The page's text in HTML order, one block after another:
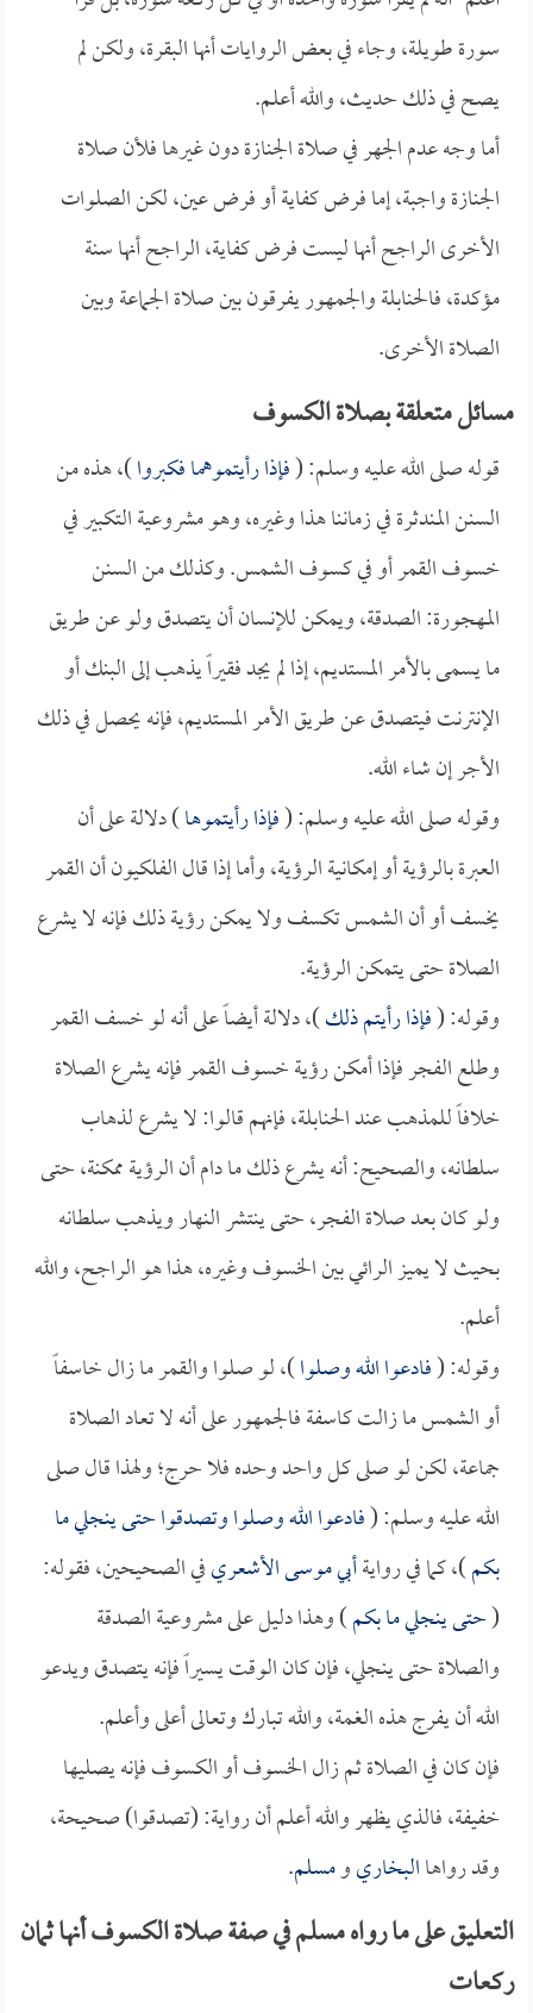
سورة طويلة، وجاء في بعض الروايات أنها البقرة، ولكن لم
يصح في ذلك حديث، والله أعلم.
أما وجه عدم الجهر في صلاة الجنازة دون غيرها فلأن صلاة
الجنازة واجبة، إما فرض كفاية أو فرض عين، لكن الصلوات
الأخرى الراجح أنها ليست فرض كفاية، الراجح أنها سنة
مؤكدة، فالحنابلة والجمهور يفرقون بين صلاة الجماعة وبين
الصلاة الأخرى.
مسائل متعلقة بصلاة الكسوف
قوله صلى الله عليه وسلم: (فإذا رأيتموهما فكبروا)، هذه من
السنن المندثرة في زماننا هذا وغيره، وهو مشروعية التكبير في
خسوف القمر أو في كسوف الشمس. وكذلك من السنن
المهجورة: الصدقة، ويمكن للإنسان أن يتصدق ولو عن طريق
ما يسمى بالأمر المستديم، إذا لم يجد فقيراً يذهب إلى البنك أو
الإنترنت فيتصدق عن طريق الأمر المستديم، فإنه يحصل في ذلك
الأجر إن شاء الله.
وقوله صلى الله عليه وسلم: (فإذا رأيتموها) دلالة على أن
العبرة بالرؤية أو إمكانية الرؤية، وأما إذا قال الفلكيون أن القمر
يخسف أو أن الشمس تكسف ولا يمكن رؤية ذلك فإنه لا يشرع
الصلاة حتى يتمكن الرؤية.
وقوله: (فإذا رأيتم ذلك)، دلالة أيضاً على أنه لو خسف القمر
وطلع الفجر فإذا أمكن رؤية خسوف القمر فإنه يشرع الصلاة
خلافاً للمذهب عند الحنابلة، فإنهم قالوا: لا يشرع لذهاب
سلطانه، والصحيح: أنه يشرع ذلك ما دام أن الرؤية ممكنة، حتى
ولو كان بعد صلاة الفجر، حتى ينتشر النهار ويذهب سلطانه
بحيث لا يميز الرائي بين الخسوف وغيره، هذا هو الراجح، والله
أعلم.
وقوله: (فادعوا الله وصلوا)، لو صلوا والقمر ما زال خاسفاً
أو الشمس ما زالت كاسفة فالجمهور على أنه لا تعاد الصلاة
جماعة، لكن لو صلى كل واحد وحده فلا حرج؛ ولهذا قال صلى
الله عليه وسلم: (فادعوا الله وصلوا وتصدقوا حتى ينجلي ما
بكم)، كما في روايةأبي موسى الأشعريفي الصحيحين، فقوله:
(حتى ينجلي ما بكم) وهذا دليل على مشروعية الصدقة
والصلاة حتى ينجلي، فإن كان الوقت يسيراً فإنه يتصدق ويدعو
الله أن يفرج هذه الغمة، والله تبارك وتعالى أعلى وأعلم.
فإن كان في الصلاة ثم زال الخسوف أو الكسوف فإنه يصليها
خفيفة، فالذي يظهر والله أعلم أن رواية: (تصدقوا) صحيحة،
وقد رواهاالبخاريومسلم.
التعليق على ما رواه مسلم في صفة صلاة الكسوف أنها ثمان
ركعات